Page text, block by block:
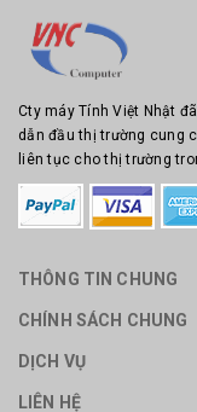
Cty máy Tính Việt Nhật
dẫn đầu thị trường cung
liên tục cho thị trường
THÔNG TIN CHUNG
CHÍNH SÁCH CHUNG
DỊCH VỤ
LIÊN HỆ